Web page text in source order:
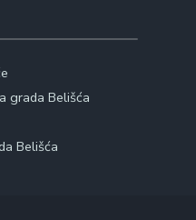
grada Belišća
Belišća